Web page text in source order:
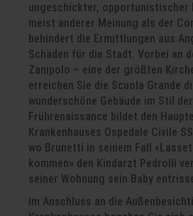
ungeschickter, opportunistischer
meist anderer Meinung als der
behindert die Ermittlungen aus
Schäden für die Stadt. Vorbei an
Zanipolo – eine der größten
erreichen Sie die Scuola Grande
wunderschöne Gebäude im Stil
Frührenaissance bildet den
Krankenhauses Ospedale Civile
wo Brunetti in seinem Fall
kommen» den Kindarzt Pedrolli
seiner Wohnung sein Baby
Im Anschluss an die